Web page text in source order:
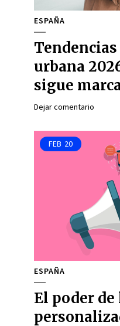
ESPAÑA
urbana
sigue
Dejar comentario
FEB 20
ESPAÑA
El poder de